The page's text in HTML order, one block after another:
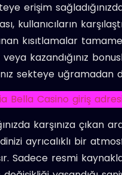
erişim
kullanıcıların
kısıtlamalar
kazandığınız
sekteye uğramadan
Bella Casino giriş
karşınıza çıkan
ayrıcalıklı bir
Sadece resmi